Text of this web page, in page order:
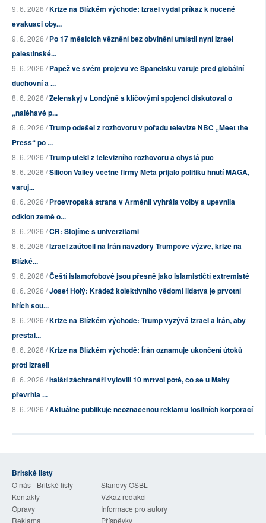
9. 6. 2026 /Krize na Blízkém východě: Izrael vydal příkaz k nucené
evakuaci oby...
9. 6. 2026 /Po 17 měsících věznění bez obvinění umístil nyní Izrael
palestinské...
9. 6. 2026 /Papež ve svém projevu ve Španělsku varuje před globální
duchovní a ...
8. 6. 2026 /Zelenskyj v Londýně s klíčovými spojenci diskutoval o
„naléhavé p...
8. 6. 2026 /Trump odešel z rozhovoru v pořadu televize NBC „Meet the
Press“ po ...
8. 6. 2026 /Trump utekl z televizního rozhovoru a chystá puč
8. 6. 2026 /Silicon Valley včetně firmy Meta přijalo politiku hnutí MAGA,
varuj...
8. 6. 2026 /Proevropská strana v Arménii vyhrála volby a upevnila
odklon země o...
8. 6. 2026 /ČR: Stojíme s univerzitami
8. 6. 2026 /Izrael zaútočil na Írán navzdory Trumpově výzvě, krize na
Blízké...
9. 6. 2026 /Čeští islamofobové jsou přesně jako islamističtí extremisté
8. 6. 2026 /Josef Holý: Krádež kolektivního vědomí lidstva je prvotní
hřích sou...
8. 6. 2026 /Krize na Blízkém východě: Trump vyzývá Izrael a Írán, aby
přestal...
8. 6. 2026 /Krize na Blízkém východě: Írán oznamuje ukončení útoků
proti Izraeli
8. 6. 2026 /Italští záchranáři vylovili 10 mrtvol poté, co se u Malty
převrhla ...
8. 6. 2026 /Aktuálně publikuje neoznačenou reklamu fosilních korporací
Britské listy
O nás - Britské listy
Stanovy OSBL
Kontakty
Vzkaz redakci
Opravy
Informace pro autory
Reklama
Příspěvky